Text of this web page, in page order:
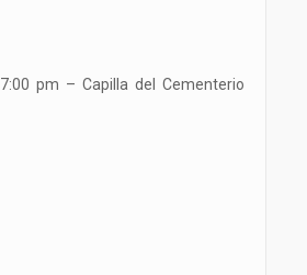
pm – Capilla del Cementerio